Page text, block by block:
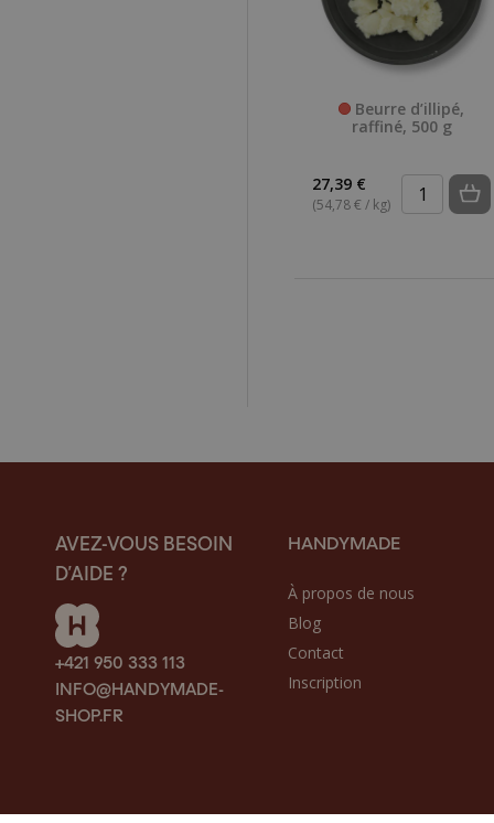
Beurre d’illipé,
raffiné, 500 g
27,39 €
(54,78 € / kg)
AVEZ-VOUS BESOIN
D’AIDE ?
+421 950 333 113
INFO@HANDYMADE-
SHOP.FR
HANDYMADE
À propos de nous
Blog
Contact
Inscription